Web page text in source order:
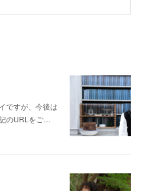
ですが、今後は
のURLをご…